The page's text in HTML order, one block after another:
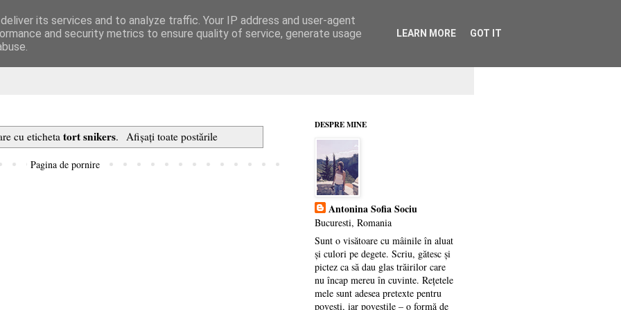
cu etichetatort snikers. Afișați toate postările
Pagina de pornire
DESPRE MINE
Antonina Sofia Sociu
Bucuresti, Romania
Sunt o visătoare cu mâinile în aluat
și culori pe degete. Scriu, gătesc și
pictez ca să dau glas trăirilor care
nu încap mereu în cuvinte. Rețetele
mele sunt adesea pretexte pentru
povești, iar poveștile – o formă de
its services and to analyze traffic. Your IP address and user-agent
and security metrics to ensure quality of service, generate usage
LEARN MORE GOT IT